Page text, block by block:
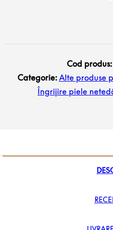
Cod
Categorie: Alte produse
Îngrijire piele